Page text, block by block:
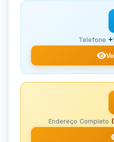
Telefone
Endereço Completo